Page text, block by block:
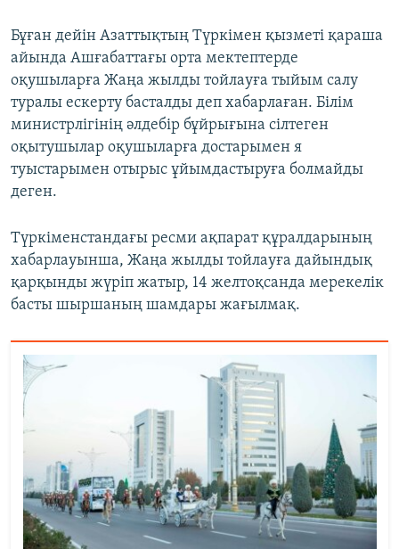
Бұған дейін Азаттықтың Түркімен қызметі қараша
айында Ашғабаттағы орта мектептерде
оқушыларға Жаңа жылды тойлауға тыйым салу
туралы ескерту басталды деп хабарлаған. Білім
министрлігінің әлдебір бұйрығына сілтеген
оқытушылар оқушыларға достарымен я
туыстарымен отырыс ұйымдастыруға болмайды
деген.
Түркіменстандағы ресми ақпарат құралдарының
хабарлауынша, Жаңа жылды тойлауға дайындық
қарқынды жүріп жатыр, 14 желтоқсанда мерекелік
басты шыршаның шамдары жағылмақ.